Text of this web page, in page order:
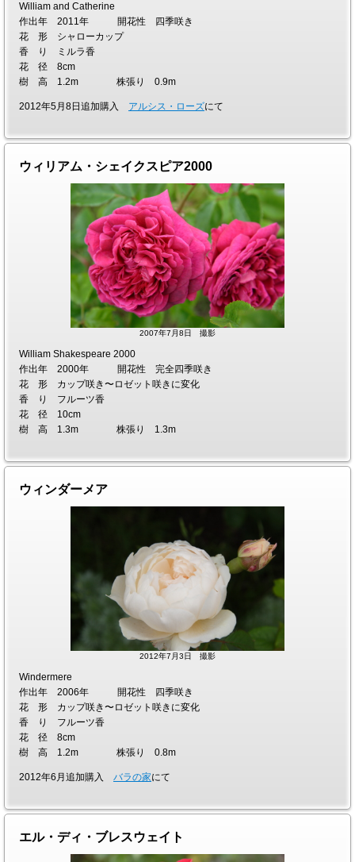
William and Catherine
作出年 2011年 開花性 四季咲き
花 形 シャローカップ
香 り ミルラ香
花 径 8cm
樹 高 1.2m 株張り 0.9m
2012年5月8日追加購入 アルシス・ローズにて
ウィリアム・シェイクスピア2000
2007年7月8日 撮影
William Shakespeare 2000
作出年 2000年 開花性 完全四季咲き
花 形 カップ咲き〜ロゼット咲きに変化
香 り フルーツ香
花 径 10cm
樹 高 1.3m 株張り 1.3m
ウィンダーメア
2012年7月3日 撮影
Windermere
作出年 2006年 開花性 四季咲き
花 形 カップ咲き〜ロゼット咲きに変化
香 り フルーツ香
花 径 8cm
樹 高 1.2m 株張り 0.8m
2012年6月追加購入 バラの家にて
エル・ディ・ブレスウェイト